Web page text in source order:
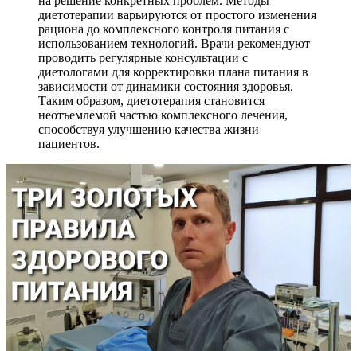
диетотерапии варьируются от простого изменения
рациона до комплексного контроля питания с
использованием технологий. Врачи рекомендуют
проводить регулярные консультации с
диетологами для корректировки плана питания в
зависимости от динамики состояния здоровья.
Таким образом, диетотерапия становится
неотъемлемой частью комплексного лечения,
способствуя улучшению качества жизни
пациентов.